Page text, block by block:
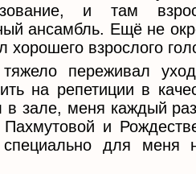
и там
ансамбль. Ещё не
хорошего взрослого
переживал
на репетиции в
в зале, меня каждый
Пахмутовой и
для меня